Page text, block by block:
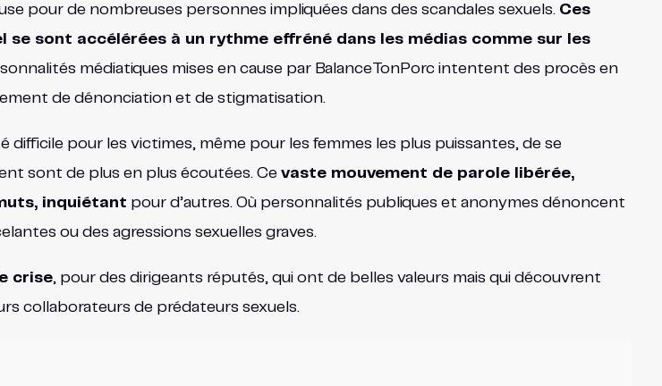
pour de nombreuses personnes impliquées dans des scandales sexuels. Ces
sont accélérées à un rythme effréné dans les médias comme sur les
médiatiques mises en cause par BalanceTonPorc intentent des procès en
de dénonciation et de stigmatisation.
pour les victimes, même pour les femmes les plus puissantes, de se
sont de plus en plus écoutées. Ce vaste mouvement de parole libérée,
inquiétant pour d’autres. Où personnalités publiques et anonymes dénoncent
ou des agressions sexuelles graves.
crise, pour des dirigeants réputés, qui ont de belles valeurs mais qui découvrent
collaborateurs de prédateurs sexuels.